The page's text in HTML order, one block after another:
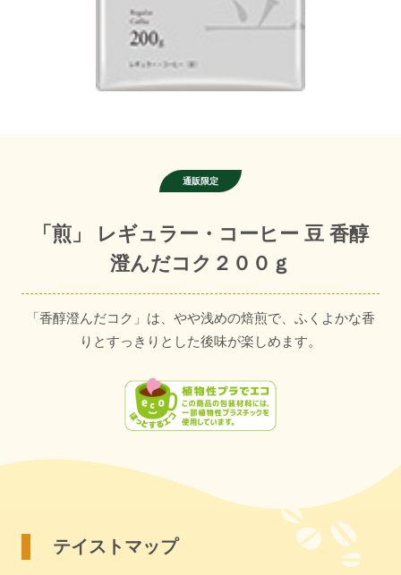
「煎」 レギュラー・コーヒー 豆 香醇
澄んだコク２００ｇ
「香醇澄んだコク」は、やや浅めの焙煎で、ふくよかな香
りとすっきりとした後味が楽しめます。
テイストマップ